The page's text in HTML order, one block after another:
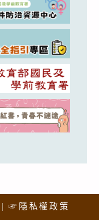
☞隱私權政策